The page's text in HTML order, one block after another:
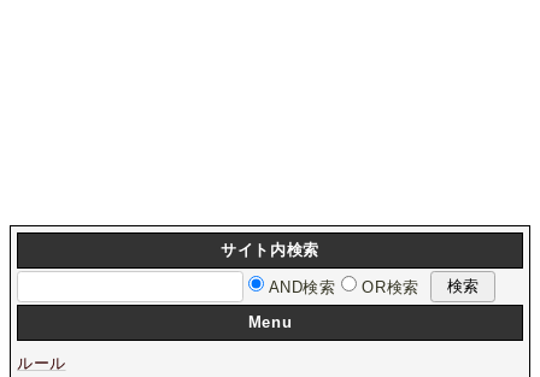
サイト内検索
AND検索
OR検索
Menu
ルール